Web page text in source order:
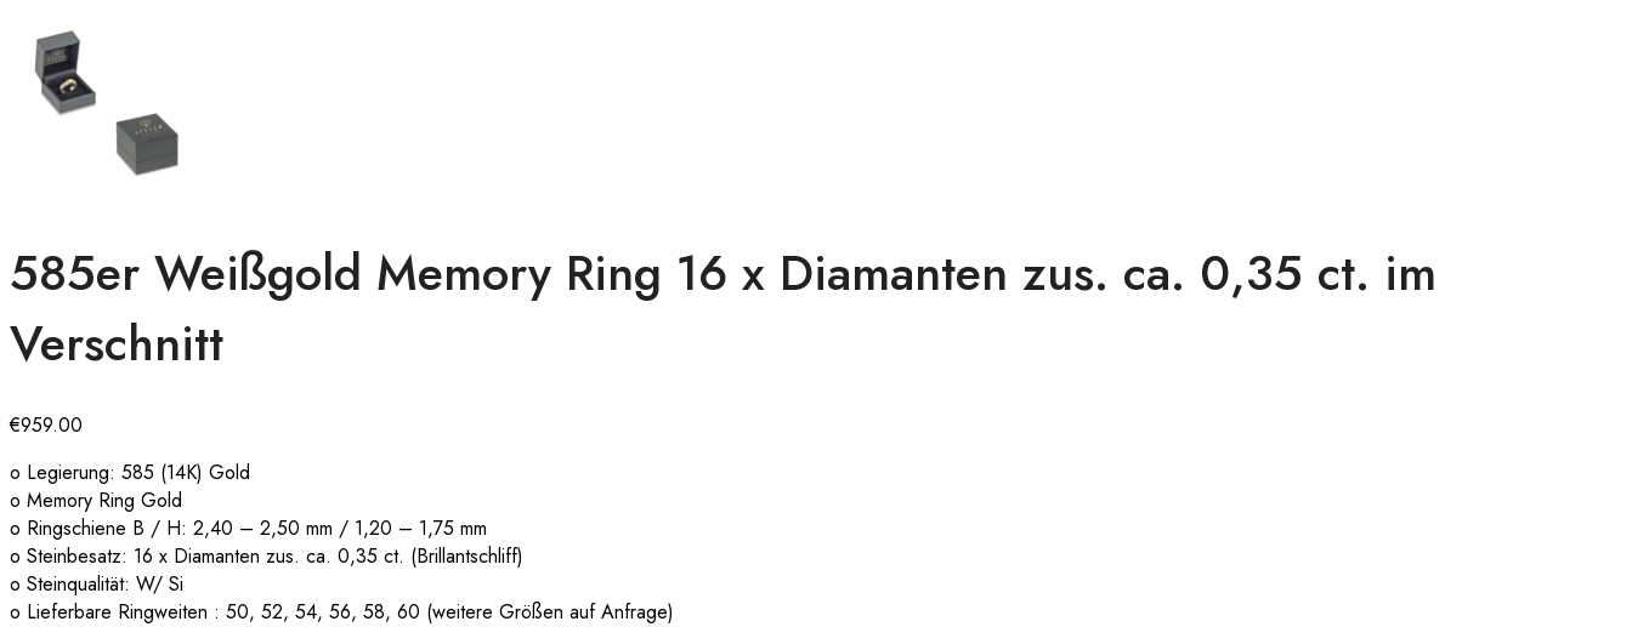
585er Weißgold Memory Ring 16 x Diamanten zus. ca. 0,35 ct. im
Verschnitt
€959.00
o Legierung: 585 (14K) Gold
o Memory Ring Gold
o Ringschiene B / H: 2,40 – 2,50 mm / 1,20 – 1,75 mm
o Steinbesatz: 16 x Diamanten zus. ca. 0,35 ct. (Brillantschliff)
o Steinqualität: W/ Si
o Lieferbare Ringweiten : 50, 52, 54, 56, 58, 60 (weitere Größen auf Anfrage)